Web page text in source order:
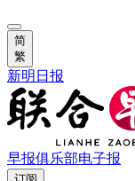
简
繁
新明日报
早报俱乐部电子报